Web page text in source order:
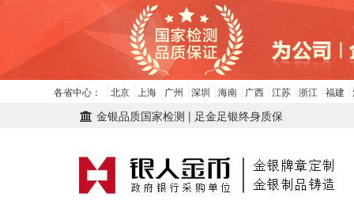
各省中心： 北京 上海 广州 深圳 海南 广西 江苏 浙江 福建
金银品质国家检测 | 足金足银终身质保